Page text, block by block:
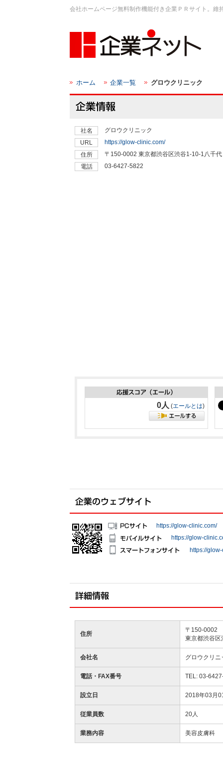
会社ホームページ無料制作機能付き企業ＰＲサイト。
ホーム 企業一覧 グロウクリニック
社名
グロウクリニック
URL
https://glow-clinic.com/
住所
〒150-0002 東京都渋谷区渋谷1-10-1八千
電話
03-6427-5822
0人 (エールとは)
https://glow-clinic.com/
https://glow-
https://
住所
〒150-0002
東京都渋谷
会社名 グロウクリ
電話・FAX番号 TEL: 03-
設立日 2018年03月
従業員数 20人
業務内容 美容皮膚科